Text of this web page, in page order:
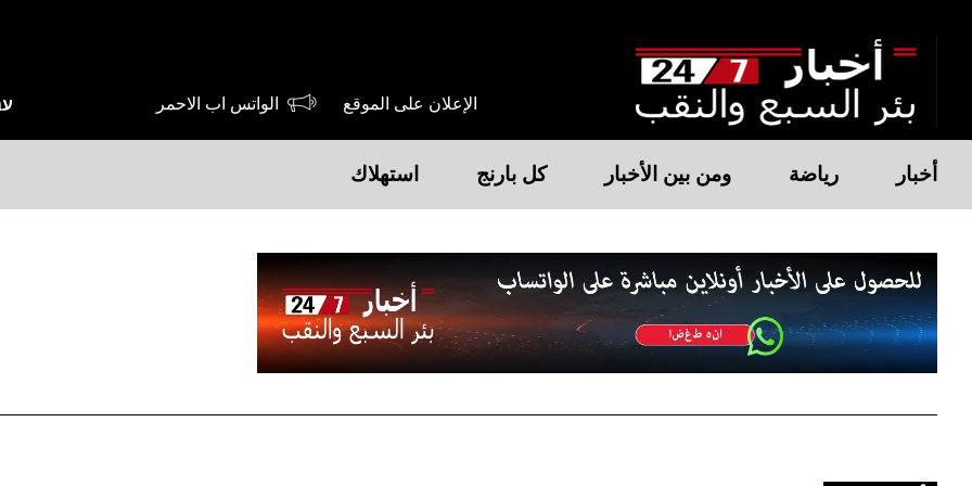
الإعلان على الموقع الواتس اب الاحمر
أخبار رياضة ومن بين الأخبار كل بارنج استهلاك